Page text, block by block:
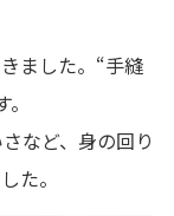
ました。“手縫
など、身の回り
た。